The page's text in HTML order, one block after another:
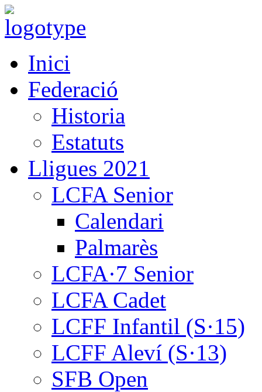
Inici
Federació
Historia
Estatuts
Lligues 2021
LCFA Senior
Calendari
Palmarès
LCFA·7 Senior
LCFA Cadet
LCFF Infantil (S·15)
LCFF Aleví (S·13)
SFB Open